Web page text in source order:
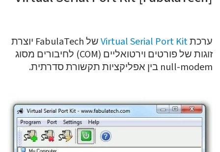
ערכתVirtual Serial Port Kit
של FabulaTech יוצרת
זוגות של פורטים וירטואליים (COM) לחיבורים מסוג
null-modem בין אפליקציות תקשורת סדרתית.